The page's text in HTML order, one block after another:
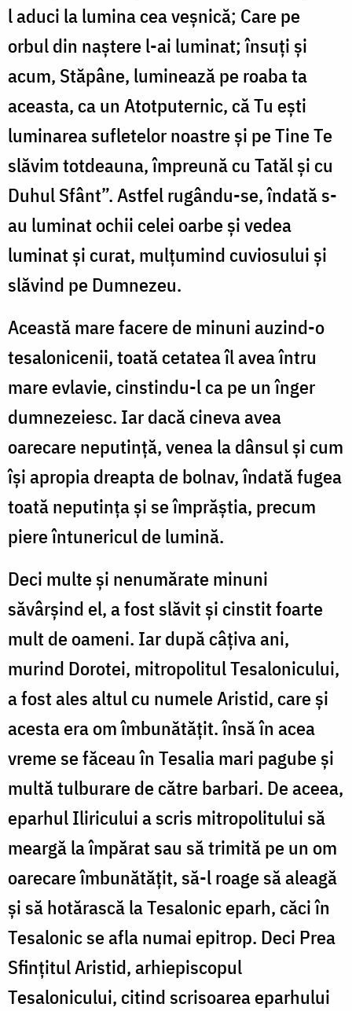
l aduci la lumina cea veșnică; Care pe
orbul din naștere l-ai luminat; însuți și
acum, Stăpâne, luminează pe roaba ta
aceasta, ca un Atotputernic, că Tu ești
luminarea sufletelor noastre și pe Tine Te
slăvim totdeauna, împreună cu Tatăl și cu
Duhul Sfânt”. Astfel rugându-se, îndată s-
au luminat ochii celei oarbe și vedea
luminat și curat, mulțumind cuviosului și
slăvind pe Dumnezeu.
Această mare facere de minuni auzind-o
tesalonicenii, toată cetatea îl avea întru
mare evlavie, cinstindu-l ca pe un înger
dumne­zeiesc. Iar dacă cineva avea
oarecare neputință, venea la dânsul și cum
își apropia dreapta de bolnav, îndată fugea
toată neputința și se împrăștia, precum
piere întunericul de lumină.
Deci multe și nenumărate minuni
săvârșind el, a fost slăvit și cinstit foarte
mult de oameni. Iar după câțiva ani,
murind Dorotei, mitropolitul Tesalonicului,
a fost ales altul cu numele Aristid, care și
acesta era om îmbunătățit. însă în acea
vreme se făceau în Tesalia mari pagube și
multă tulburare de către barbari. De aceea,
eparhul Iliricului a scris mitropolitului să
meargă la împărat sau să trimită pe un om
oarecare îmbunătățit, să-l roage să aleagă
și să hotărască la Tesalonic eparh, căci în
Tesalonic se afla numai epitrop. Deci Prea
Sfințitul Aristid, arhiepiscopul
Tesalonicului, citind scrisoarea eparhului